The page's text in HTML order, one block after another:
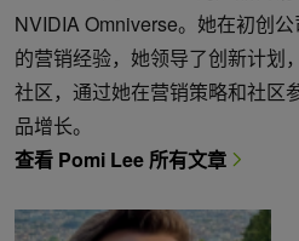
NVIDIA Omniverse。她在初创
的营销经验，她领导了创新计划
社区，通过她在营销策略和社区
品增长。
查看 Pomi Lee 所有文章